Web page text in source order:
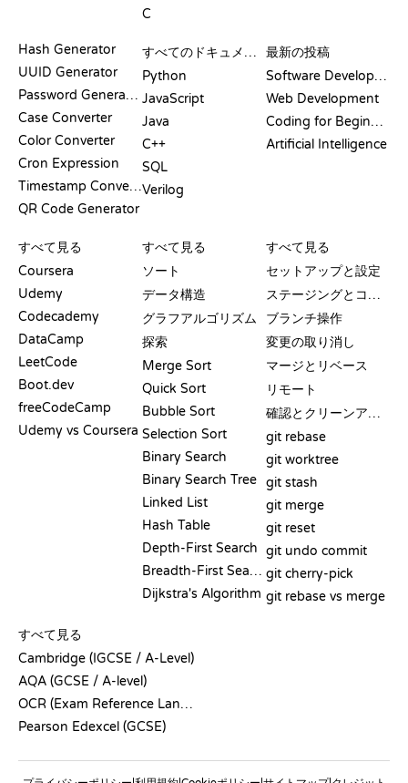
C
Hash Generator
UUID Generator
Password Generator
Case Converter
Color Converter
Cron Expression
Timestamp Converter
QR Code Generator
すべてのドキュメント
Python
JavaScript
Java
C++
SQL
Verilog
最新の投稿
Software Development
Web Development
Coding for Beginners
Artificial Intelligence
すべて見る
Coursera
Udemy
Codecademy
DataCamp
LeetCode
Boot.dev
freeCodeCamp
Udemy vs Coursera
すべて見る
ソート
データ構造
グラフアルゴリズム
探索
Merge Sort
Quick Sort
Bubble Sort
Selection Sort
Binary Search
Binary Search Tree
Linked List
Hash Table
Depth-First Search
Breadth-First Search
Dijkstra's Algorithm
すべて見る
セットアップと設定
ステージングとコミット
ブランチ操作
変更の取り消し
マージとリベース
リモート
確認とクリーンアップ
git rebase
git worktree
git stash
git merge
git reset
git undo commit
git cherry-pick
git rebase vs merge
すべて見る
Cambridge (IGCSE / A-Level)
AQA (GCSE / A-level)
OCR (Exam Reference Language)
Pearson Edexcel (GCSE)